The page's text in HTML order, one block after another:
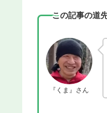
この記事の道
『くま』さん